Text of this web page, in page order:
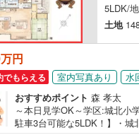
5LDK/
土地
円
でもらえる 室内写真あり
水
おすすめポイント 森 孝太
～本日見学OK～学区:城北小
駐車3台可能な5LDK！】・城